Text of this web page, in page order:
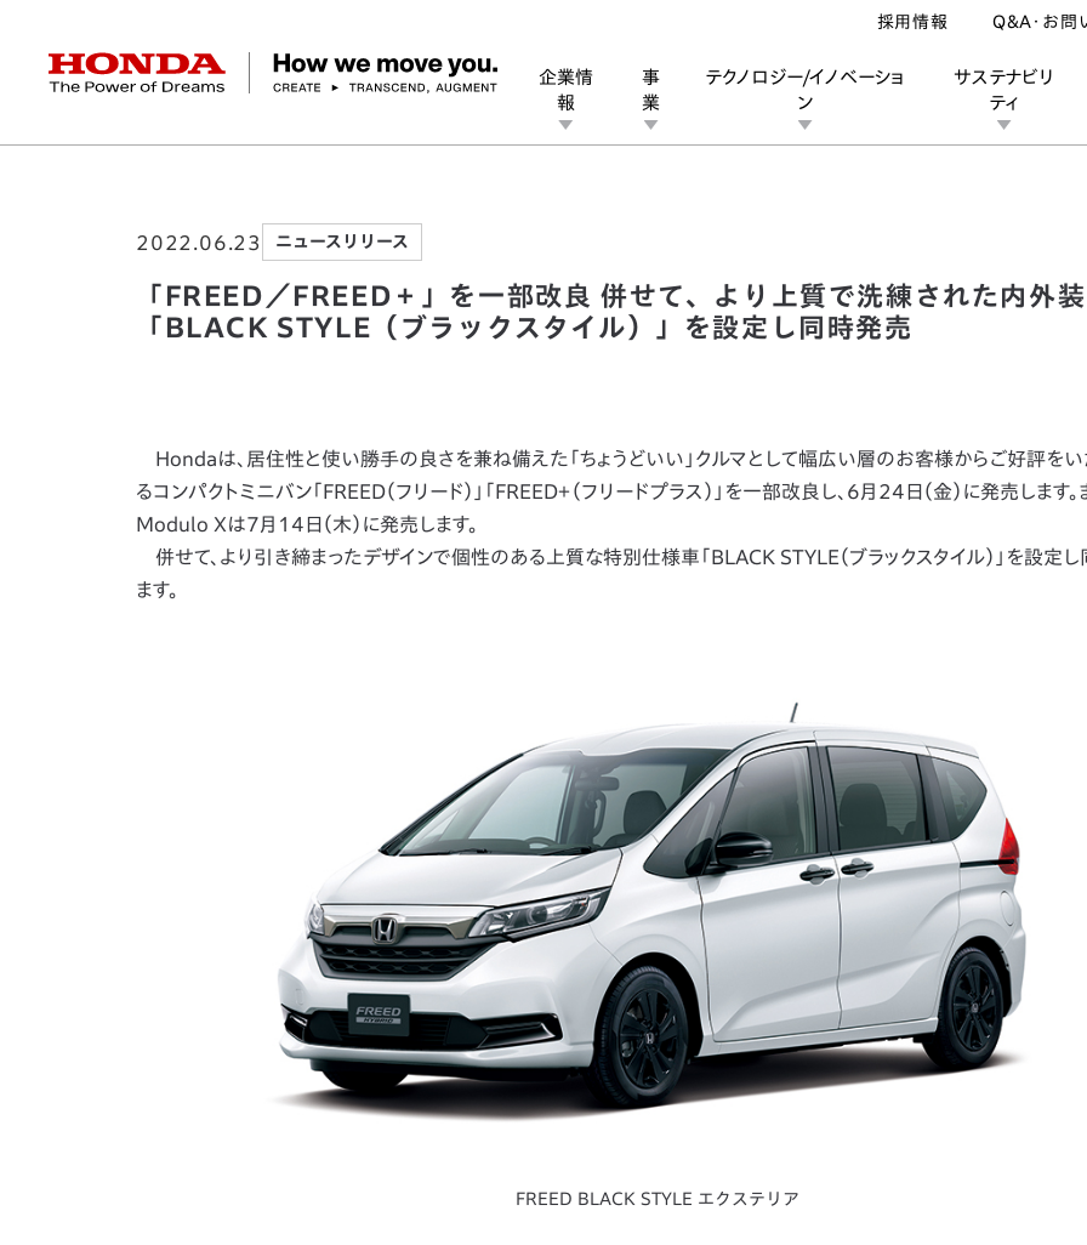
HONDA The Power of Dreams
企業情
報
経営方針 会社概要 ヒストリー
事
業
パワープロダクツ マリン
テクノロジー/イノベーショ
ン
デザイン オープンイノベーション
サステナビリ
ティ
Honda Report 環境 社会
財務・業績情報 株式・債券情報
採用情報 Q&A・お問
「FREED／FREED＋」を一部改良 併せて、より上質で洗練された内外装デザインの特別
2022.06.23 ニュースリリース
「FREED／FREED＋」を一部改良 併せて、より上質で洗練された内外
「BLACK STYLE（ブラックスタイル）」を設定し同時発売
Hondaは、居住性と使い勝手の良さを兼ね備えた「ちょうどいい」クルマとして幅広い層のお客様からご好評を
るコンパクトミニバン「FREED（フリード）」「FREED＋（フリードプラス）」を一部改良し、6月24日（金）に発売します。
Modulo Xは7月14日（木）に発売します。
併せて、より引き締まったデザインで個性のある上質な特別仕様車「BLACK STYLE（ブラックスタイル）」を設定
ます。
FREED BLACK STYLE エクステリア